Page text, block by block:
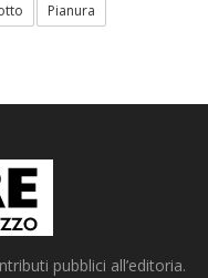
Pianura
pubblici all’editoria.